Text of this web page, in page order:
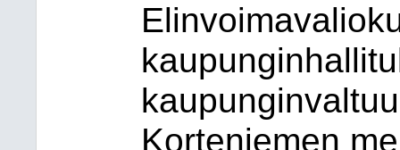
Korteniemen